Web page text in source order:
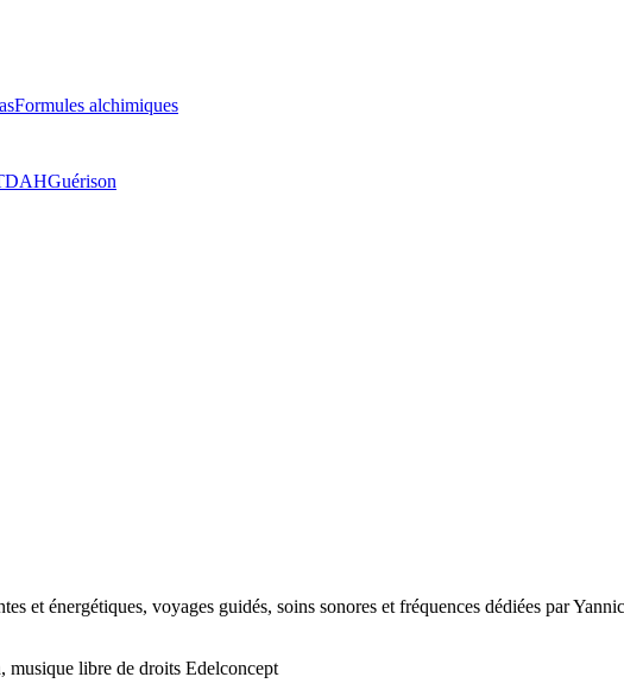
Formules alchimiques
Guérison
et énergétiques, voyages guidés, soins sonores et fréquences dédiées par